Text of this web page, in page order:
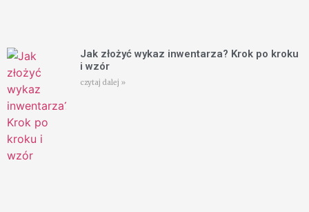
Jak złożyć wykaz inwentarza? Krok po kroku
i wzór
czytaj dalej »